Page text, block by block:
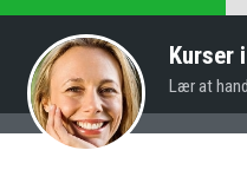
Kurser
Lær at